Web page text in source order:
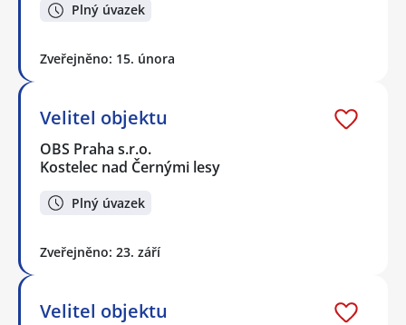
Plný úvazek
Zveřejněno: 15. února
Velitel objektu
OBS Praha s.r.o.
Kostelec nad Černými lesy
Plný úvazek
Zveřejněno: 23. září
Velitel objektu